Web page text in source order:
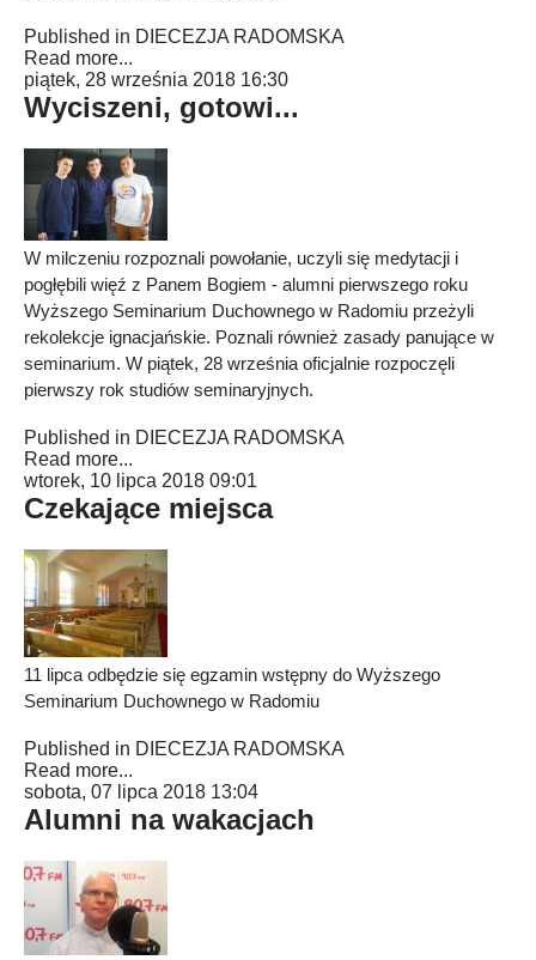
Published in DIECEZJA RADOMSKA
Read more...
piątek, 28 września 2018 16:30
Wyciszeni, gotowi...
W milczeniu rozpoznali powołanie, uczyli się medytacji i
pogłębili więź z Panem Bogiem - alumni pierwszego roku
Wyższego Seminarium Duchownego w Radomiu przeżyli
rekolekcje ignacjańskie. Poznali również zasady panujące w
seminarium. W piątek, 28 września oficjalnie rozpoczęli
pierwszy rok studiów seminaryjnych.
Published in DIECEZJA RADOMSKA
Read more...
wtorek, 10 lipca 2018 09:01
Czekające miejsca
11 lipca odbędzie się egzamin wstępny do Wyższego
Seminarium Duchownego w Radomiu
Published in DIECEZJA RADOMSKA
Read more...
sobota, 07 lipca 2018 13:04
Alumni na wakacjach